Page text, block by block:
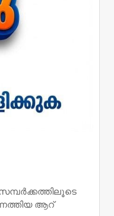
ആറ്